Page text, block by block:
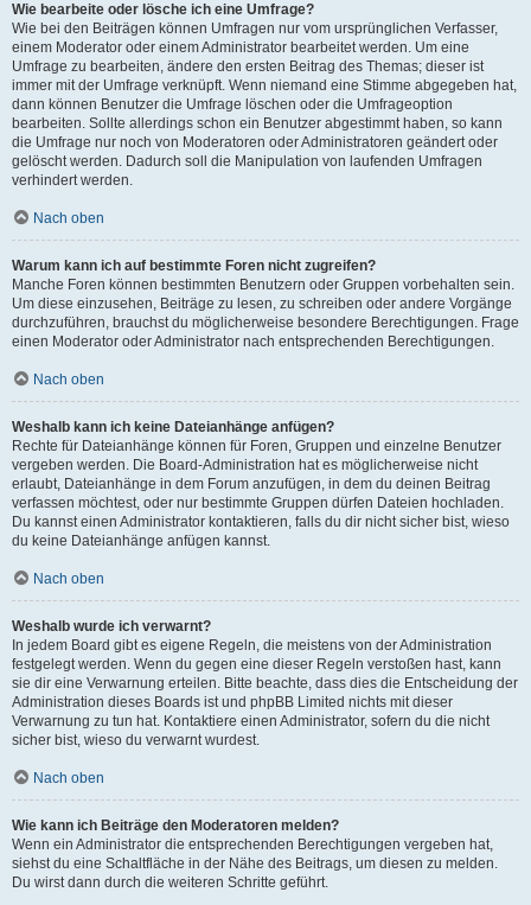
Wie bearbeite oder lösche ich eine Umfrage?
Wie bei den Beiträgen können Umfragen nur vom ursprünglichen Verfasser,
einem Moderator oder einem Administrator bearbeitet werden. Um eine
Umfrage zu bearbeiten, ändere den ersten Beitrag des Themas; dieser ist
immer mit der Umfrage verknüpft. Wenn niemand eine Stimme abgegeben hat,
dann können Benutzer die Umfrage löschen oder die Umfrageoption
bearbeiten. Sollte allerdings schon ein Benutzer abgestimmt haben, so kann
die Umfrage nur noch von Moderatoren oder Administratoren geändert oder
gelöscht werden. Dadurch soll die Manipulation von laufenden Umfragen
verhindert werden.
Nach oben
Warum kann ich auf bestimmte Foren nicht zugreifen?
Manche Foren können bestimmten Benutzern oder Gruppen vorbehalten sein.
Um diese einzusehen, Beiträge zu lesen, zu schreiben oder andere Vorgänge
durchzuführen, brauchst du möglicherweise besondere Berechtigungen. Frage
einen Moderator oder Administrator nach entsprechenden Berechtigungen.
Nach oben
Weshalb kann ich keine Dateianhänge anfügen?
Rechte für Dateianhänge können für Foren, Gruppen und einzelne Benutzer
vergeben werden. Die Board-Administration hat es möglicherweise nicht
erlaubt, Dateianhänge in dem Forum anzufügen, in dem du deinen Beitrag
verfassen möchtest, oder nur bestimmte Gruppen dürfen Dateien hochladen.
Du kannst einen Administrator kontaktieren, falls du dir nicht sicher bist, wieso
du keine Dateianhänge anfügen kannst.
Nach oben
Weshalb wurde ich verwarnt?
In jedem Board gibt es eigene Regeln, die meistens von der Administration
festgelegt werden. Wenn du gegen eine dieser Regeln verstoßen hast, kann
sie dir eine Verwarnung erteilen. Bitte beachte, dass dies die Entscheidung der
Administration dieses Boards ist und phpBB Limited nichts mit dieser
Verwarnung zu tun hat. Kontaktiere einen Administrator, sofern du die nicht
sicher bist, wieso du verwarnt wurdest.
Nach oben
Wie kann ich Beiträge den Moderatoren melden?
Wenn ein Administrator die entsprechenden Berechtigungen vergeben hat,
siehst du eine Schaltfläche in der Nähe des Beitrags, um diesen zu melden.
Du wirst dann durch die weiteren Schritte geführt.